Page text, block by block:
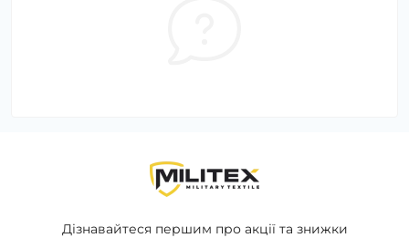
Дізнавайтеся першим про акції та знижки